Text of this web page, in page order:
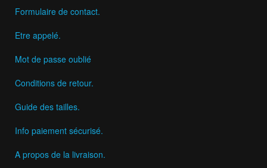
Formulaire de contact.
Etre appelé.
Mot de passe oublié
Conditions de retour.
Guide des tailles.
Info paiement sécurisé.
A propos de la livraison.